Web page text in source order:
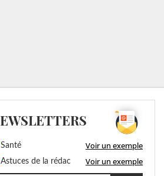
Santé Voir un exemple
Astuces de la rédac Voir un exemple